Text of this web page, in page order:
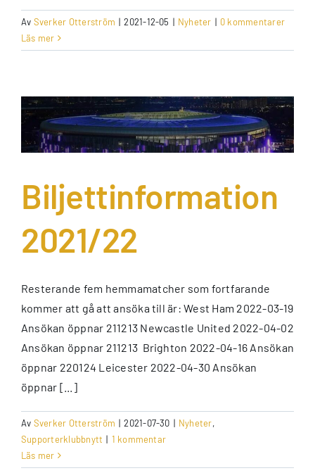
Av Sverker Otterström | 2021-12-05 | Nyheter | 0 kommentarer
Läs mer
Biljettinformation
2021/22
Resterande fem hemmamatcher som fortfarande
kommer att gå att ansöka till är: West Ham 2022-03-19
Ansökan öppnar 211213 Newcastle United 2022-04-02
Ansökan öppnar 211213 Brighton 2022-04-16 Ansökan
öppnar 220124 Leicester 2022-04-30 Ansökan
öppnar [...]
Av Sverker Otterström | 2021-07-30 | Nyheter,
Supporterklubbnytt | 1 kommentar
Läs mer